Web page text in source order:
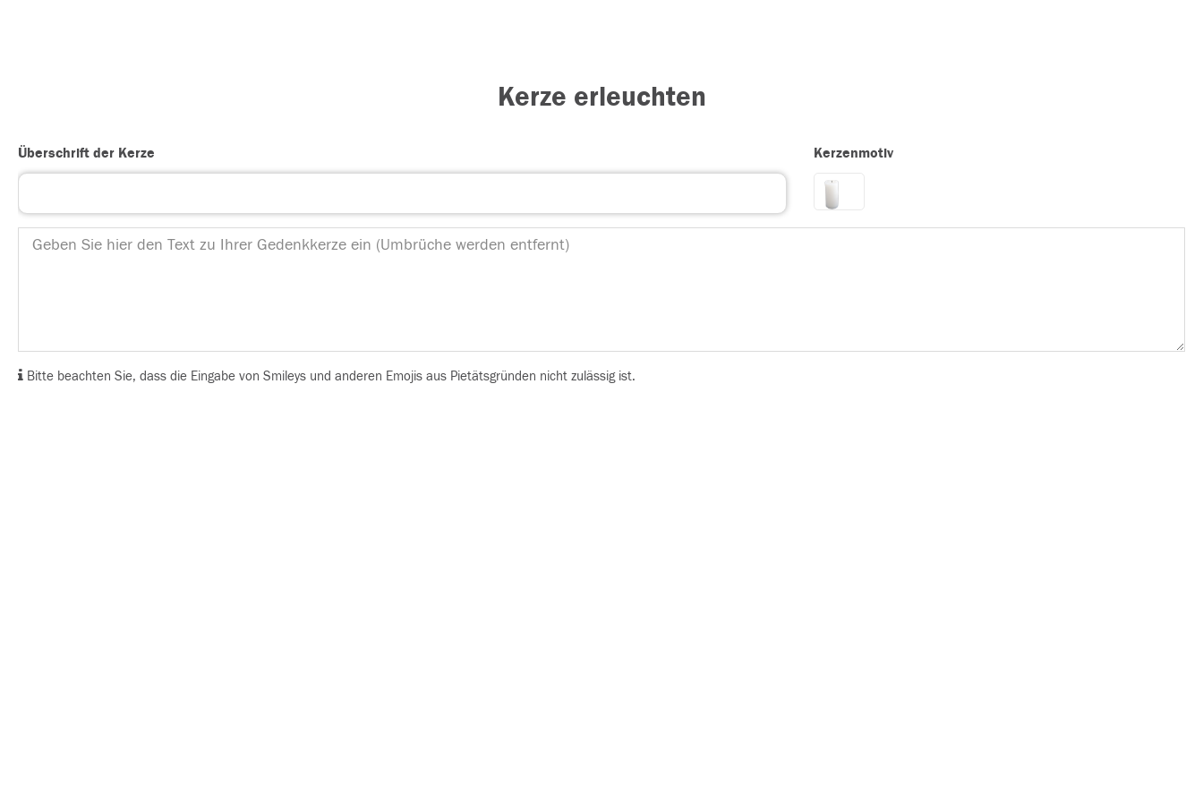
Kerze erleuchten
Überschrift der Kerze Kerzenmotiv
Bitte beachten Sie, dass die Eingabe von Smileys und anderen Emojis aus Pietätsgründen nicht zulässig ist.